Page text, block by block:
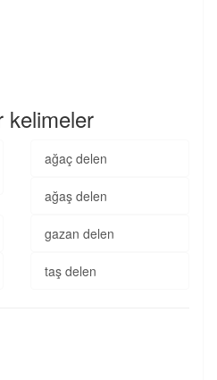
kelimeler
ağaç delen
ağaş delen
gazan delen
taş delen